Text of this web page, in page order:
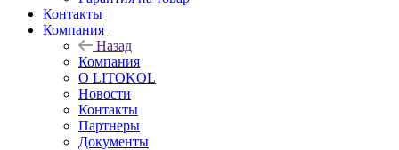
Контакты
Компания
Назад
Компания
О LITOKOL
Новости
Контакты
Партнеры
Документы